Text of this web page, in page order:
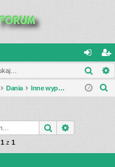
al
og
ar
ej
Dania Inne wyposażenie
j
Szukaj
1 z 1